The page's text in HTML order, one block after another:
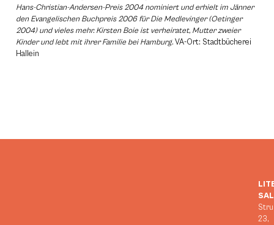
Hans-Christian-Andersen-Preis 2004 nominiert und erhielt im Jänner
den Evangelischen Buchpreis 2006 für Die Medlevinger (Oetinger
2004) und vieles mehr. Kirsten Boie ist verheiratet, Mutter zweier
Kinder und lebt mit ihrer Familie bei Hamburg. VA-Ort: Stadtbücherei
Hallein
23,